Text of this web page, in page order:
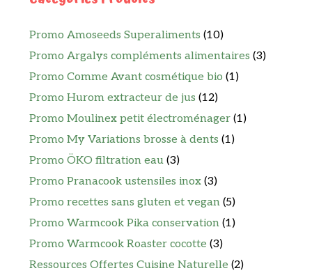
Promo Amoseeds Superaliments (10)
Promo Argalys compléments alimentaires (3)
Promo Comme Avant cosmétique bio (1)
Promo Hurom extracteur de jus (12)
Promo Moulinex petit électroménager (1)
Promo My Variations brosse à dents (1)
Promo ÖKO filtration eau (3)
Promo Pranacook ustensiles inox (3)
Promo recettes sans gluten et vegan (5)
Promo Warmcook Pika conservation (1)
Promo Warmcook Roaster cocotte (3)
Ressources Offertes Cuisine Naturelle (2)